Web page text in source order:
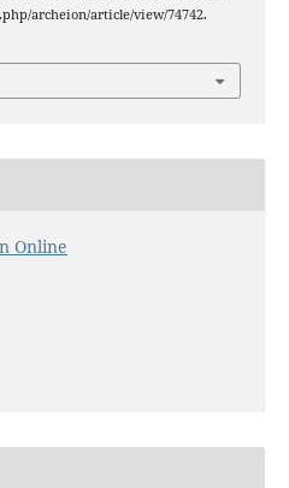
archeion/article/view/74742.
Online